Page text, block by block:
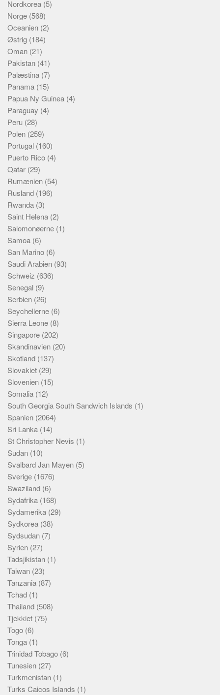
Nordkorea (5)
Norge (568)
Oceanien (2)
Østrig (184)
Oman (21)
Pakistan (41)
Palæstina (7)
Panama (15)
Papua Ny Guinea (4)
Paraguay (4)
Peru (28)
Polen (259)
Portugal (160)
Puerto Rico (4)
Qatar (29)
Rumænien (54)
Rusland (196)
Rwanda (3)
Saint Helena (2)
Salomonøerne (1)
Samoa (6)
San Marino (6)
Saudi Arabien (93)
Schweiz (636)
Senegal (9)
Serbien (26)
Seychellerne (6)
Sierra Leone (8)
Singapore (202)
Skandinavien (20)
Skotland (137)
Slovakiet (29)
Slovenien (15)
Somalia (12)
South Georgia South Sandwich Islands (1)
Spanien (2064)
Sri Lanka (14)
St Christopher Nevis (1)
Sudan (10)
Svalbard Jan Mayen (5)
Sverige (1676)
Swaziland (6)
Sydafrika (168)
Sydamerika (29)
Sydkorea (38)
Sydsudan (7)
Syrien (27)
Tadsjikistan (1)
Taiwan (23)
Tanzania (87)
Tchad (1)
Thailand (508)
Tjekkiet (75)
Togo (6)
Tonga (1)
Trinidad Tobago (6)
Tunesien (27)
Turkmenistan (1)
Turks Caicos Islands (1)